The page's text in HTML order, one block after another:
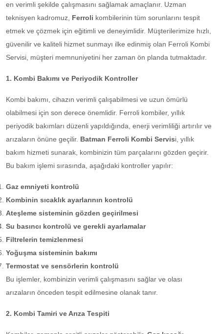
en verimli şekilde çalışmasını sağlamak amaçlanır. Uzman
teknisyen kadromuz, Ferroli kombilerinin tüm sorunlarını tespit
etmek ve çözmek için eğitimli ve deneyimlidir. Müşterilerimize hızlı,
güvenilir ve kaliteli hizmet sunmayı ilke edinmiş olan Ferroli Kombi
Servisi, müşteri memnuniyetini her zaman ön planda tutmaktadır.
1. Kombi Bakımı ve Periyodik Kontroller
Kombi bakımı, cihazın verimli çalışabilmesi ve uzun ömürlü
olabilmesi için son derece önemlidir. Ferroli kombiler, yıllık
periyodik bakımları düzenli yapıldığında, enerji verimliliği artırılır ve
arızaların önüne geçilir. Batman Ferroli Kombi Servisi, yıllık
bakım hizmeti sunarak, kombinizin tüm parçalarını gözden geçirir.
Bu bakım işlemi sırasında, aşağıdaki kontroller yapılır:
Gaz emniyeti kontrolü
Kombinin sıcaklık ayarlarının kontrolü
Ateşleme sisteminin gözden geçirilmesi
Su basıncı kontrolü ve gerekli ayarlamalar
Filtrelerin temizlenmesi
Yoğuşma sisteminin bakımı
Termostat ve sensörlerin kontrolü
Bu işlemler, kombinizin verimli çalışmasını sağlar ve olası
arızaların önceden tespit edilmesine olanak tanır.
2. Kombi Tamiri ve Arıza Tespiti